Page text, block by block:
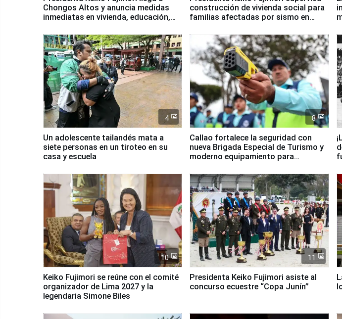
Chongos Altos y anuncia medidas
inmediatas en vivienda, educación,
construcción de vivienda social para
familias afectadas por sismo en
4
Un adolescente tailandés mata a
siete personas en un tiroteo en su
casa y escuela
8
Callao fortalece la seguridad con
nueva Brigada Especial de Turismo y
moderno equipamiento para
10
Keiko Fujimori se reúne con el comité
organizador de Lima 2027 y la
legendaria Simone Biles
11
Presidenta Keiko Fujimori asiste al
concurso ecuestre “Copa Junín”